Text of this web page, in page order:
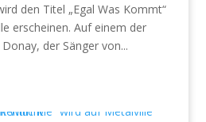
den Titel „Egal Was Kommt“
erscheinen. Auf einem der
der Sänger von...